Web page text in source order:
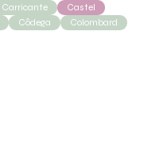
Carricante
Castel
Côdega
Colombard